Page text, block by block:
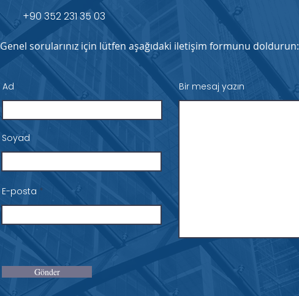
+90 352 231 35 03
Genel sorularınız için lütfen aşağıdaki iletişim formunu doldurun:
Ad
Soyad
E-posta
Gönder
Bir mesaj yazın